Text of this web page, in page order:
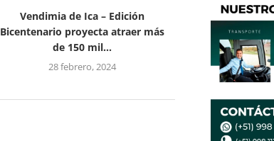
Vendimia de Ica – Edición
Bicentenario proyecta atraer más
de 150 mil...
28 febrero, 2024